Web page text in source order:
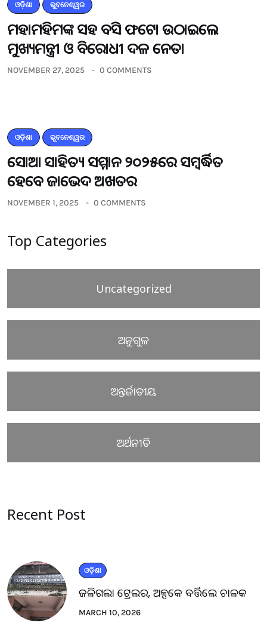
ଓଡ଼ିଶା ଭୁବନେଶ୍ୱର
ମହାମହିମଙ୍କ ସହ ବସି ଫଟୋ ଉଠାଇଲେ
ମୁଖ୍ୟମନ୍ତ୍ରୀ ଓ ବିରୋଧୀ ଦଳ ନେତା
NOVEMBER 27, 2025 0 COMMENTS
ଓଡ଼ିଶା ଭୁବନେଶ୍ୱର
ସୋଆ ସାହିତ୍ୟ ସମ୍ମାନ ୨୦୨୫ରେ ସମ୍ବର୍ଦ୍ଧିତ
ହେବେ ଜାଭେଦ ଅଖତର
NOVEMBER 1, 2025 0 COMMENTS
Top Categories
Uncategorized
ଅନୁଗୁଳ
ଅନ୍ତର୍ଜାତୀୟ
ଅର୍ଥନୀତି
Recent Post
ଓଡ଼ିଶା
ଜଳିଗଲା ଟ୍ରେଲର, ଅଳ୍ପକେ ବର୍ତ୍ତିଲେ ଚାଳକ
MARCH 10, 2026